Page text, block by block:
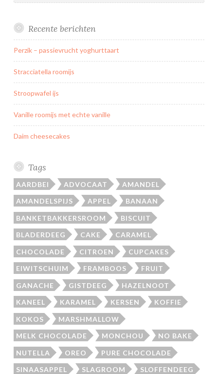
Recente berichten
Perzik – passievrucht yoghurttaart
Stracciatella roomijs
Stroopwafel ijs
Vanille roomijs met echte vanille
Daim cheesecakes
Tags
AARDBEI ADVOCAAT AMANDEL
AMANDELSPIJS APPEL BANAAN
BANKETBAKKERSROOM BISCUIT
BLADERDEEG CAKE CARAMEL
CHOCOLADE CITROEN CUPCAKES
EIWITSCHUIM FRAMBOOS FRUIT
GANACHE GISTDEEG HAZELNOOT
KANEEL KARAMEL KERSEN KOFFIE
KOKOS MARSHMALLOW
MELK CHOCOLADE MONCHOU NO BAKE
NUTELLA OREO PURE CHOCOLADE
SINAASAPPEL SLAGROOM SLOFFENDEEG